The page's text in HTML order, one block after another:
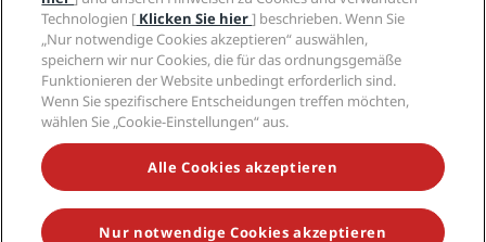
VERPASSEN SIE NIEMALS UNSERE BELIEBTESTEN
ANGEBOTE
Technologien [ Klicken Sie hier] beschrieben. Wenn Sie
„Nur notwendige Cookies akzeptieren“ auswählen,
speichern wir nur Cookies, die für das ordnungsgemäße
Funktionieren der Website unbedingt erforderlich sind.
Wenn Sie spezifischere Entscheidungen treffen möchten,
wählen Sie „Cookie-Einstellungen“ aus.
Alle Cookies akzeptieren
Nur notwendige Cookies akzeptieren